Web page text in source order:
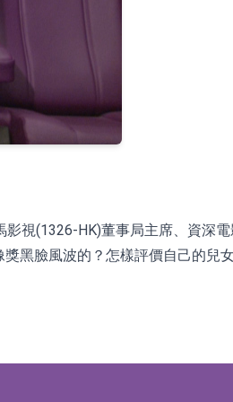
視(1326-HK)董事局主席、資深
黑臉風波的？怎樣評價自己的兒